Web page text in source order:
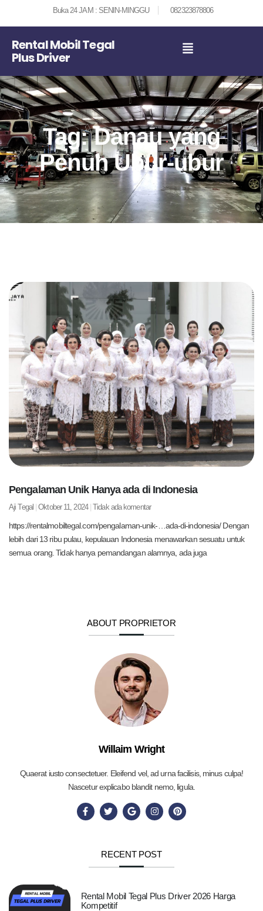
Buka 24 JAM : SENIN-MINGGU 082323878806
Rental Mobil Tegal
Plus Driver
Tag: Danau yang
Penuh Ubur-ubur
Pengalaman Unik Hanya ada di Indonesia
Aji Tegal Oktober 11, 2024 Tidak ada komentar
https://rentalmobiltegal.com/pengalaman-unik-…ada-di-indonesia/ Dengan
lebih dari 13 ribu pulau, kepulauan Indonesia menawarkan sesuatu untuk
semua orang. Tidak hanya pemandangan alamnya, ada juga
ABOUT PROPRIETOR
Willaim Wright
Quaerat iusto consectetuer. Eleifend vel, ad urna facilisis, minus culpa!
Nascetur explicabo blandit nemo, ligula.
RECENT POST
Rental Mobil Tegal Plus Driver 2026 Harga
Kompetitif